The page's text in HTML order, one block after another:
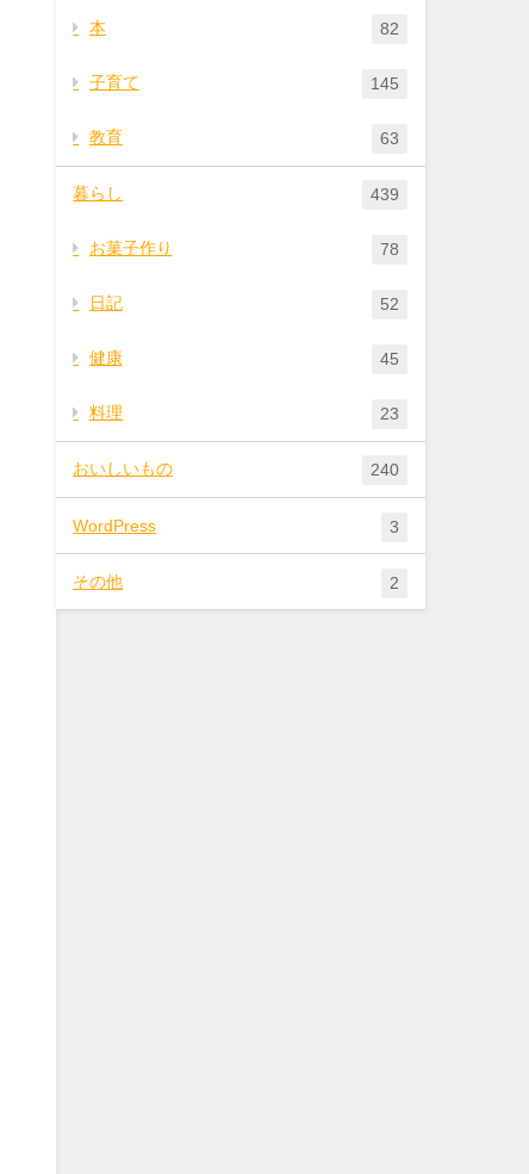
本 82
子育て 145
教育 63
暮らし 439
お菓子作り 78
日記 52
健康 45
料理 23
おいしいもの 240
WordPress 3
その他 2